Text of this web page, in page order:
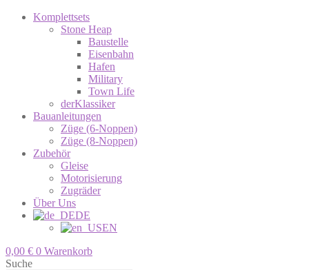
Komplettsets
Stone Heap
Baustelle
Eisenbahn
Hafen
Military
Town Life
derKlassiker
Bauanleitungen
Züge (6-Noppen)
Züge (8-Noppen)
Zubehör
Gleise
Motorisierung
Zugräder
Über Uns
DE
EN
0,00 € 0 Warenkorb
Suche